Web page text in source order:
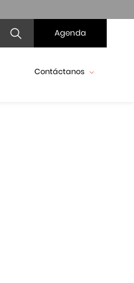
Agenda
Contáctanos